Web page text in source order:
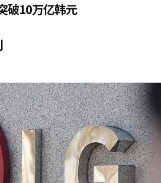
破10万亿韩元